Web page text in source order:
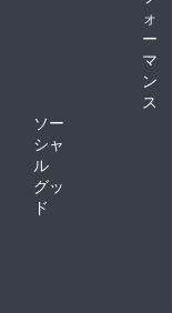
ォ
ー
マ
ン
ス
ソー
シャ
ル
グッ
ド